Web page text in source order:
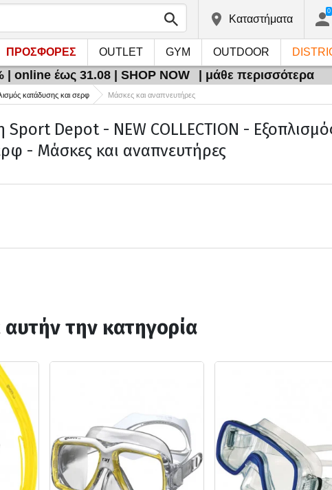
Kαταστήματα
0
ΠΡΟΣΦΟΡΕΣ OUTLET GYM OUTDOOR
| online έως 31.08 | SHOP NOW | μάθε περισσότερα
κατάδυσης και σερφ Μάσκες και αναπνευτήρες
Sport Depot - NEW COLLECTION -
- Μάσκες και αναπνευτήρες
την κατηγορία